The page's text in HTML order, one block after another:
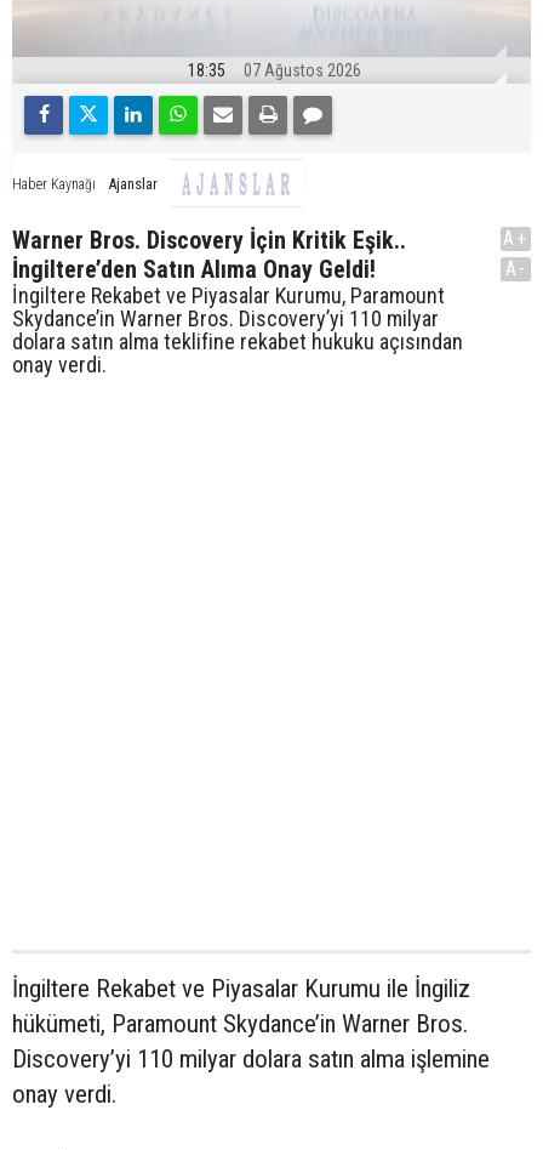
18:35 07 Ağustos 2026
Haber Kaynağı Ajanslar
Warner Bros. Discovery İçin Kritik Eşik..
İngiltere’den Satın Alıma Onay Geldi!
İngiltere Rekabet ve Piyasalar Kurumu, Paramount
Skydance’in Warner Bros. Discovery’yi 110 milyar
dolara satın alma teklifine rekabet hukuku açısından
onay verdi.
A+
A-
İngiltere Rekabet ve Piyasalar Kurumu ile İngiliz
hükümeti, Paramount Skydance’in Warner Bros.
Discovery’yi 110 milyar dolara satın alma işlemine
onay verdi.